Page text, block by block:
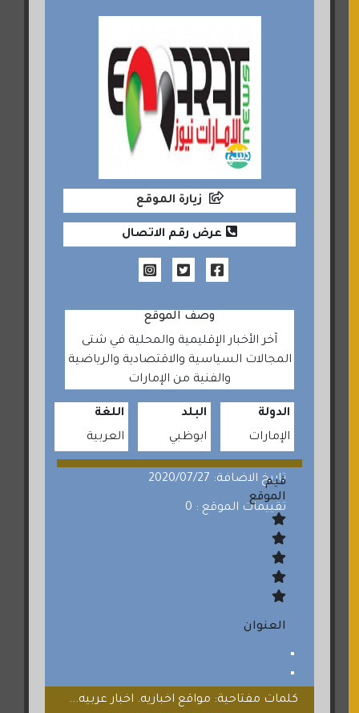
زيارة الموقع
عرض رقم الاتصال
وصف الموقع
آخر الأخبار الإقليمية والمحلية في شتى
المجالات السياسية والاقتصادية والرياضية
والفنية من الإمارات
الدولة
الإمارات
البلد
ابوظبي
اللغة
العربية
تاريخ الاضافة: 2020/07/27
تقييمات الموقع : 0
قيم
الموقع
العنوان
كلمات مفتاحية: مواقع اخباريه. اخبار عربيه...